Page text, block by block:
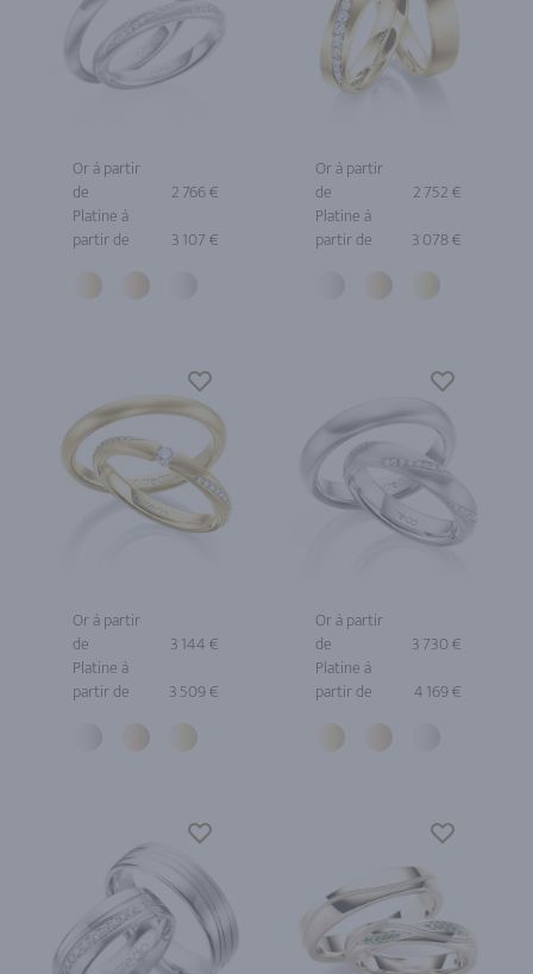
Or à partir
de
2 766 €
Platine à
partir de
3 107 €
Or à partir
de
2 752 €
Platine à
partir de
3 078 €
Or à partir
de
3 144 €
Platine à
partir de
3 509 €
Or à partir
de
3 730 €
Platine à
partir de
4 169 €